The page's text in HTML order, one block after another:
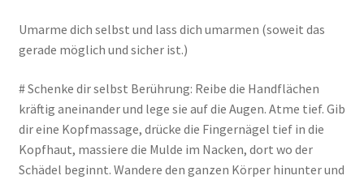
Umarme dich selbst und lass dich umarmen (soweit das
gerade möglich und sicher ist.)
# Schenke dir selbst Berührung: Reibe die Handflächen
kräftig aneinander und lege sie auf die Augen. Atme tief. Gib
dir eine Kopfmassage, drücke die Fingernägel tief in die
Kopfhaut, massiere die Mulde im Nacken, dort wo der
Schädel beginnt. Wandere den ganzen Körper hinunter und